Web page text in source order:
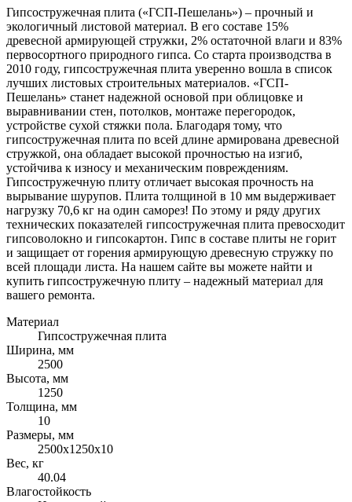
Гипсостружечная плита («ГСП-Пешелань») – прочный и
экологичный листовой материал. В его составе 15%
древесной армирующей стружки, 2% остаточной влаги и 83%
первосортного природного гипса. Со старта производства в
2010 году, гипсостружечная плита уверенно вошла в список
лучших листовых строительных материалов. «ГСП-
Пешелань» станет надежной основой при облицовке и
выравнивании стен, потолков, монтаже перегородок,
устройстве сухой стяжки пола. Благодаря тому, что
гипсостружечная плита по всей длине армирована древесной
стружкой, она обладает высокой прочностью на изгиб,
устойчива к износу и механическим повреждениям.
Гипсостружечную плиту отличает высокая прочность на
вырывание шурупов. Плита толщиной в 10 мм выдерживает
нагрузку 70,6 кг на один саморез! По этому и ряду других
технических показателей гипсостружечная плита превосходит
гипсоволокно и гипсокартон. Гипс в составе плиты не горит
и защищает от горения армирующую древесную стружку по
всей площади листа. На нашем сайте вы можете найти и
купить гипсостружечную плиту – надежный материал для
вашего ремонта.
Материал
Гипсостружечная плита
Ширина, мм
2500
Высота, мм
1250
Толщина, мм
10
Размеры, мм
2500х1250х10
Вес, кг
40.04
Влагостойкость